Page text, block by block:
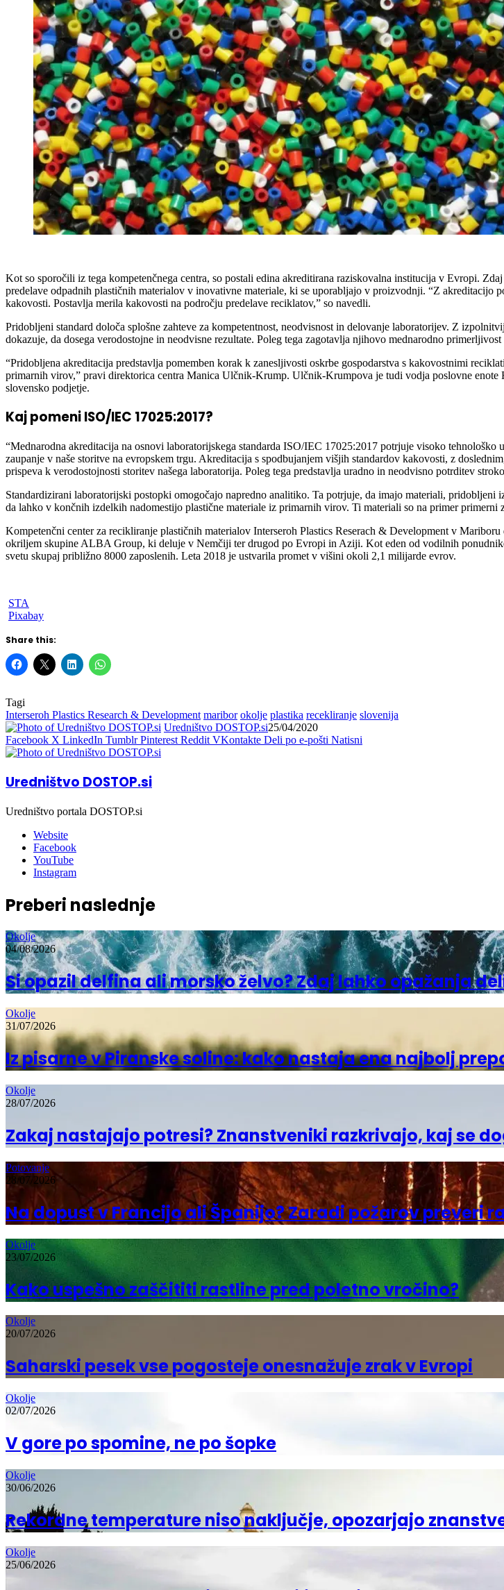
Kot so sporočili iz tega kompetenčnega centra, so postali edina akreditirana raziskovalna institucija v Evropi.
predelave odpadnih plastičnih materialov v inovativne materiale, ki se uporabljajo v proizvodnji. “Z akreditacijo
kakovosti. Postavlja merila kakovosti na področju predelave reciklatov,” so navedli.
Pridobljeni standard določa splošne zahteve za kompetentnost, neodvisnost in delovanje laboratorijev. Z
dokazuje, da dosega verodostojne in neodvisne rezultate. Poleg tega zagotavlja njihovo mednarodno
“Pridobljena akreditacija predstavlja pomemben korak k zanesljivosti oskrbe gospodarstva s kakovostnimi
primarnih virov,” pravi direktorica centra Manica Ulčnik-Krump. Ulčnik-Krumpova je tudi vodja poslovne enote
slovensko podjetje.
Kaj pomeni ISO/IEC 17025:2017?
“Mednarodna akreditacija na osnovi laboratorijskega standarda ISO/IEC 17025:2017 potrjuje visoko tehnološko
zaupanje v naše storitve na evropskem trgu. Akreditacija s spodbujanjem višjih standardov kakovosti, z
prispeva k verodostojnosti storitev našega laboratorija. Poleg tega predstavlja uradno in neodvisno potrditev
Standardizirani laboratorijski postopki omogočajo napredno analitiko. Ta potrjuje, da imajo materiali, pridobljeni
da lahko v končnih izdelkih nadomestijo plastične materiale iz primarnih virov. Ti materiali so na primer primerni
Kompetenčni center za recikliranje plastičnih materialov Interseroh Plastics Reserach & Development v
okriljem skupine ALBA Group, ki deluje v Nemčiji ter drugod po Evropi in Aziji. Kot eden od vodilnih
svetu skupaj približno 8000 zaposlenih. Leta 2018 je ustvarila promet v višini okoli 2,1 milijarde evrov.
STA
Pixabay
Share this:
Tagi
Interseroh Plastics Research & Development maribor okolje plastika recekliranje slovenija
Uredništvo DOSTOP.si25/04/2020
Facebook X LinkedIn Tumblr Pinterest Reddit VKontakte Deli po e-pošti Natisni
Uredništvo DOSTOP.si
Uredništvo portala DOSTOP.si
Website
Facebook
YouTube
Instagram
Preberi naslednje
Okolje
04/08/2026
Si opazil delfina ali morsko želvo? Zdaj lahko opažanja
Okolje
31/07/2026
Iz pisarne v Piranske soline: kako nastaja ena najbolj
Okolje
28/07/2026
Zakaj nastajajo potresi? Znanstveniki razkrivajo, kaj se
Potovanje
28/07/2026
Na dopust v Francijo ali Španijo? Zaradi požarov preveri
Okolje
23/07/2026
Kako uspešno zaščititi rastline pred poletno vročino?
Okolje
20/07/2026
Saharski pesek vse pogosteje onesnažuje zrak v Evropi
Okolje
02/07/2026
V gore po spomine, ne po šopke
Okolje
30/06/2026
Rekordne temperature niso naključje, opozarjajo
Okolje
25/06/2026